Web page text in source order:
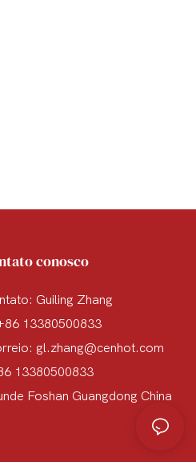
conosco
Guiling Zhang
13380500833
gl.zhang@cenhot.com
13380500833
Foshan Guangdong China